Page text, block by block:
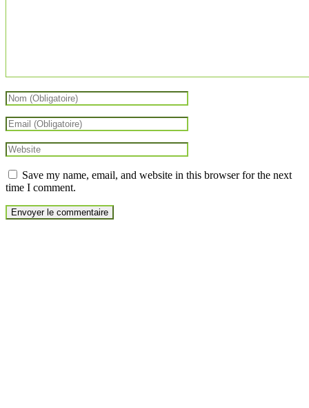
Save my name, email, and website in this browser for the next
time I comment.